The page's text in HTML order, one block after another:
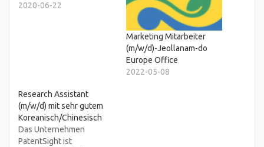
2020-06-22
Marketing Mitarbeiter
(m/w/d)-Jeollanam-do
Europe Office
2022-05-08
Research Assistant
(m/w/d) mit sehr gutem
Koreanisch/Chinesisch
Das Unternehmen
PatentSight ist